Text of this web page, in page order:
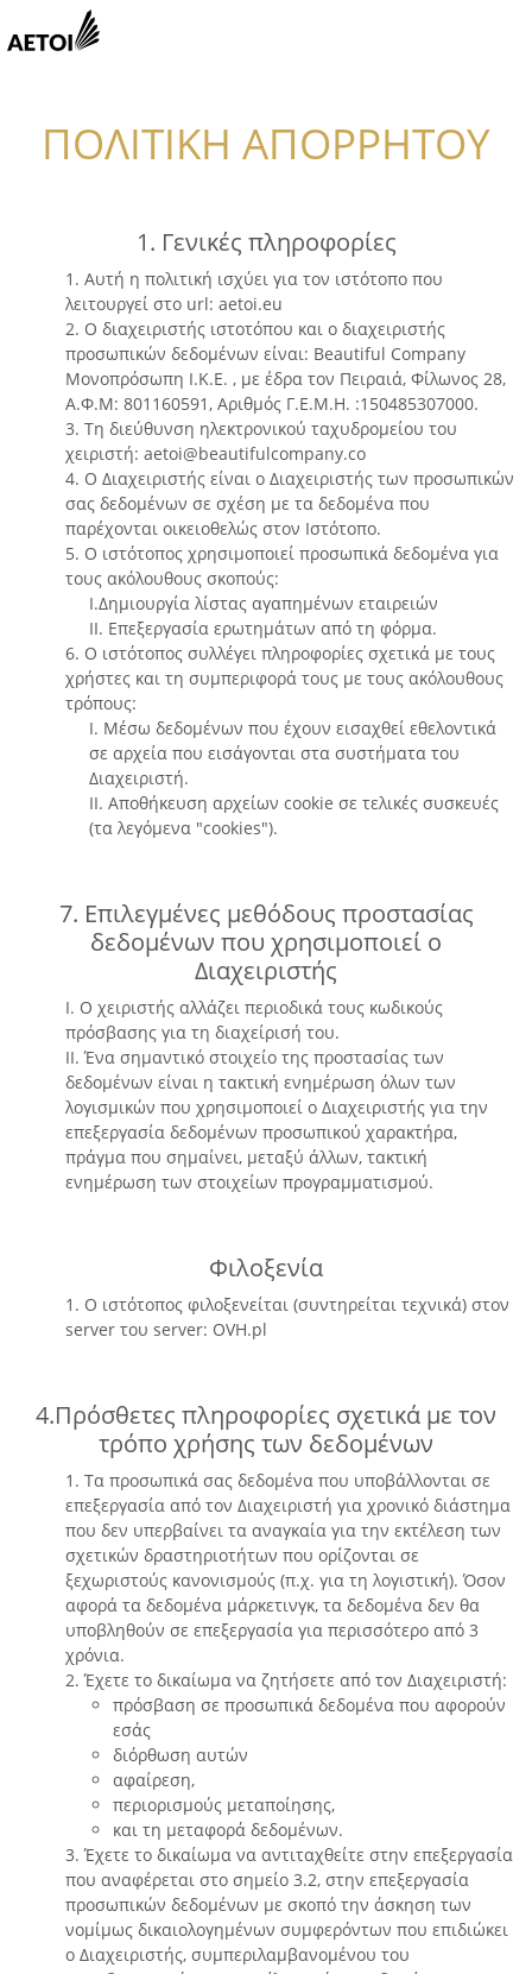
ΠΟΛΙΤΙΚΗ ΑΠΟΡΡΗΤΟΥ
1. Γενικές πληροφορίες
1. Αυτή η πολιτική ισχύει για τον ιστότοπο που
λειτουργεί στο url: aetoi.eu
2. Ο διαχειριστής ιστοτόπου και ο διαχειριστής
προσωπικών δεδομένων είναι: Beautiful Company
Μονοπρόσωπη Ι.Κ.Ε. , με έδρα τον Πειραιά, Φίλωνος 28,
Α.Φ.Μ: 801160591, Αριθμός Γ.Ε.Μ.Η. :150485307000.
3. Τη διεύθυνση ηλεκτρονικού ταχυδρομείου του
χειριστή: aetoi@beautifulcompany.co
4. Ο Διαχειριστής είναι ο Διαχειριστής των προσωπικών
σας δεδομένων σε σχέση με τα δεδομένα που
παρέχονται οικειοθελώς στον Ιστότοπο.
5. Ο ιστότοπος χρησιμοποιεί προσωπικά δεδομένα για
τους ακόλουθους σκοπούς:
I.Δημιουργία λίστας αγαπημένων εταιρειών
II. Επεξεργασία ερωτημάτων από τη φόρμα.
6. Ο ιστότοπος συλλέγει πληροφορίες σχετικά με τους
χρήστες και τη συμπεριφορά τους με τους ακόλουθους
τρόπους:
I. Μέσω δεδομένων που έχουν εισαχθεί εθελοντικά
σε αρχεία που εισάγονται στα συστήματα του
Διαχειριστή.
II. Αποθήκευση αρχείων cookie σε τελικές συσκευές
(τα λεγόμενα "cookies").
7. Επιλεγμένες μεθόδους προστασίας
δεδομένων που χρησιμοποιεί ο
Διαχειριστής
I. Ο χειριστής αλλάζει περιοδικά τους κωδικούς
πρόσβασης για τη διαχείρισή του.
II. Ένα σημαντικό στοιχείο της προστασίας των
δεδομένων είναι η τακτική ενημέρωση όλων των
λογισμικών που χρησιμοποιεί ο Διαχειριστής για την
επεξεργασία δεδομένων προσωπικού χαρακτήρα,
πράγμα που σημαίνει, μεταξύ άλλων, τακτική
ενημέρωση των στοιχείων προγραμματισμού.
Φιλοξενία
1. Ο ιστότοπος φιλοξενείται (συντηρείται τεχνικά) στον
server του server: OVH.pl
4.Πρόσθετες πληροφορίες σχετικά με τον
τρόπο χρήσης των δεδομένων
1. Τα προσωπικά σας δεδομένα που υποβάλλονται σε
επεξεργασία από τον Διαχειριστή για χρονικό διάστημα
που δεν υπερβαίνει τα αναγκαία για την εκτέλεση των
σχετικών δραστηριοτήτων που ορίζονται σε
ξεχωριστούς κανονισμούς (π.χ. για τη λογιστική). Όσον
αφορά τα δεδομένα μάρκετινγκ, τα δεδομένα δεν θα
υποβληθούν σε επεξεργασία για περισσότερο από 3
χρόνια.
2. Έχετε το δικαίωμα να ζητήσετε από τον Διαχειριστή:
πρόσβαση σε προσωπικά δεδομένα που αφορούν
εσάς
διόρθωση αυτών
αφαίρεση,
περιορισμούς μεταποίησης,
και τη μεταφορά δεδομένων.
3. Έχετε το δικαίωμα να αντιταχθείτε στην επεξεργασία
που αναφέρεται στο σημείο 3.2, στην επεξεργασία
προσωπικών δεδομένων με σκοπό την άσκηση των
νομίμως δικαιολογημένων συμφερόντων που επιδιώκει
ο Διαχειριστής, συμπεριλαμβανομένου του